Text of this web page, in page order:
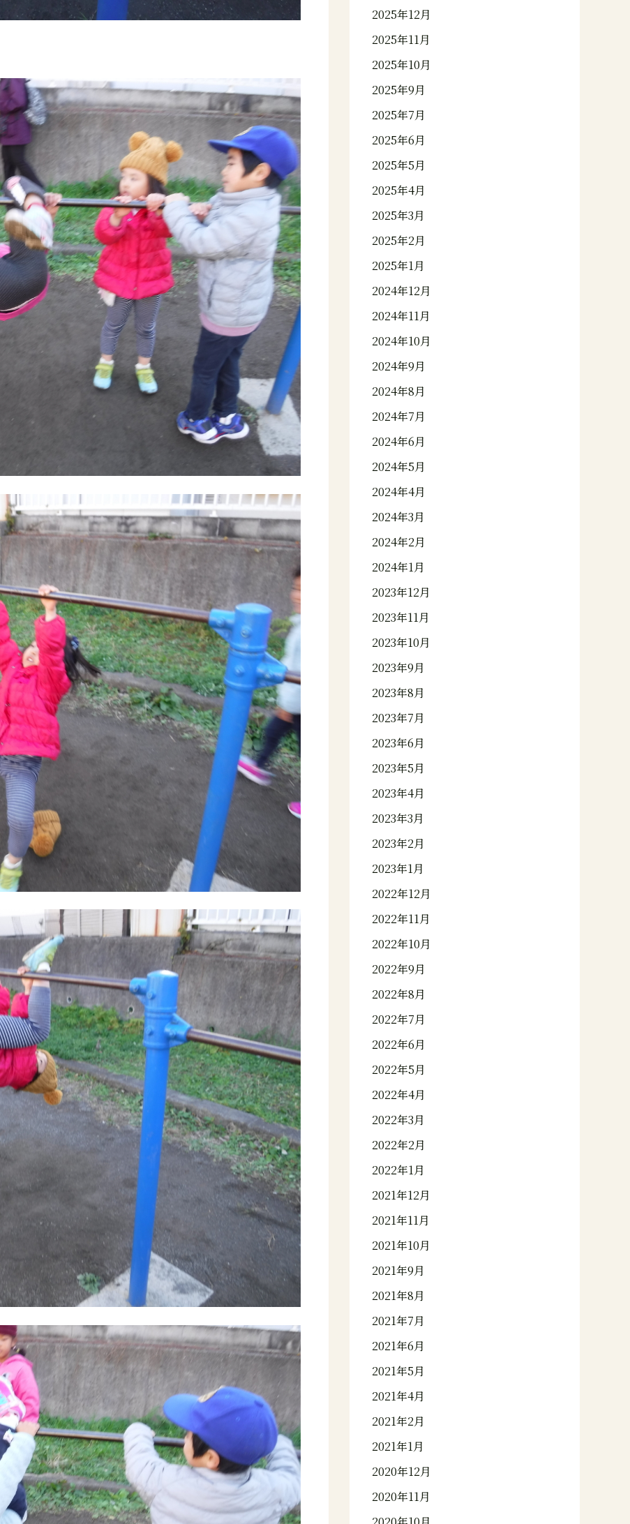
2025年12月
2025年11月
2025年10月
2025年9月
2025年7月
2025年6月
2025年5月
2025年4月
2025年3月
2025年2月
2025年1月
2024年12月
2024年11月
2024年10月
2024年9月
2024年8月
2024年7月
2024年6月
2024年5月
2024年4月
2024年3月
2024年2月
2024年1月
2023年12月
2023年11月
2023年10月
2023年9月
2023年8月
2023年7月
2023年6月
2023年5月
2023年4月
2023年3月
2023年2月
2023年1月
2022年12月
2022年11月
2022年10月
2022年9月
2022年8月
2022年7月
2022年6月
2022年5月
2022年4月
2022年3月
2022年2月
2022年1月
2021年12月
2021年11月
2021年10月
2021年9月
2021年8月
2021年7月
2021年6月
2021年5月
2021年4月
2021年2月
2021年1月
2020年12月
2020年11月